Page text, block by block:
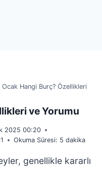
Ocak Hangi Burç? Özellikleri
ve Yorumu
2025 00:20
Okuma Süresi: 5 dakika
genellikle kararlı